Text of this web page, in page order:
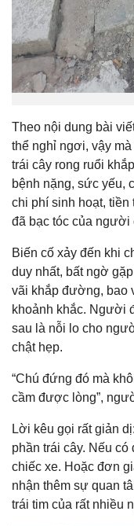
Theo nội dung bài
thể nghỉ ngơi, vậy
trái cây rong ruổi
bệnh nặng, sức yếu,
chi phí sinh hoạt, tiền
đã bạc tóc của người
Biến cố xảy đến khi
duy nhất, bất ngờ
vãi khắp đường, bao
khoảnh khắc. Người
sau là nỗi lo cho
chật hẹp.
“Chú đứng đó mà
cầm được lòng”,
Lời kêu gọi rất giản
phần trái cây. Nếu
chiếc xe. Hoặc đơn
nhận thêm sự quan
trái tim của rất nhiều